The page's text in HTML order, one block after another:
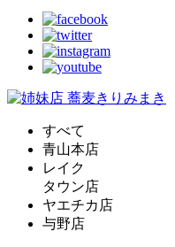
すべて
青山本店
レイク
タウン店
ヤエチカ店
与野店